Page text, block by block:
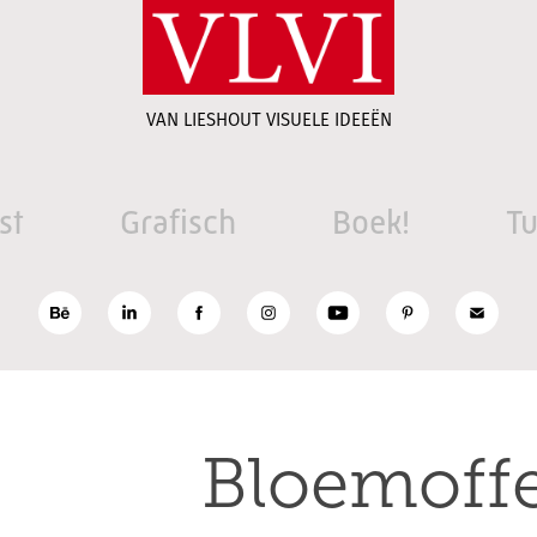
VAN LIESHOUT VISUELE IDEEËN
Grafisch Boek!